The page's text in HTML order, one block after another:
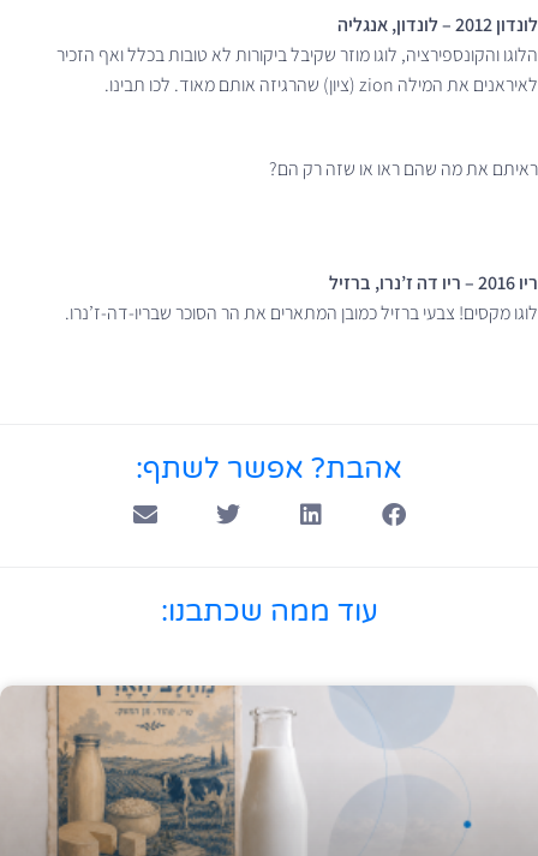
לונדון 2012 – לונדון, אנגליה
הלוגו והקונספירציה, לוגו מוזר שקיבל ביקורות לא טובות בכלל ואף הזכיר
לאיראנים את המילה zion (ציון) שהרגיזה אותם מאוד. לכו תבינו.
ראיתם את מה שהם ראו או שזה רק הם?
ריו 2016 – ריו דה ז’נרו, ברזיל
לוגו מקסים! צבעי ברזיל כמובן המתארים את הר הסוכר שבריו-דה-ז’נרו.
אהבת? אפשר לשתף:
עוד ממה שכתבנו: